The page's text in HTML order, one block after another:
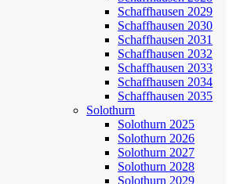
Schaffhausen 2029
Schaffhausen 2030
Schaffhausen 2031
Schaffhausen 2032
Schaffhausen 2033
Schaffhausen 2034
Schaffhausen 2035
Solothurn
Solothurn 2025
Solothurn 2026
Solothurn 2027
Solothurn 2028
Solothurn 2029